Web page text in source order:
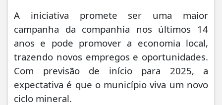
A iniciativa promete ser uma maior
campanha da companhia nos últimos 14
anos e pode promover a economia local,
trazendo novos empregos e oportunidades.
Com previsão de início para 2025, a
expectativa é que o município viva um novo
ciclo mineral.